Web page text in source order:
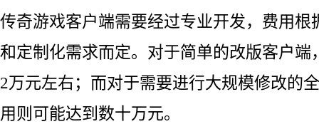
传奇游戏客户端需要经过专业开发，费用根
和定制化需求而定。对于简单的改版客户端
2万元左右；而对于需要进行大规模修改的
用则可能达到数十万元。